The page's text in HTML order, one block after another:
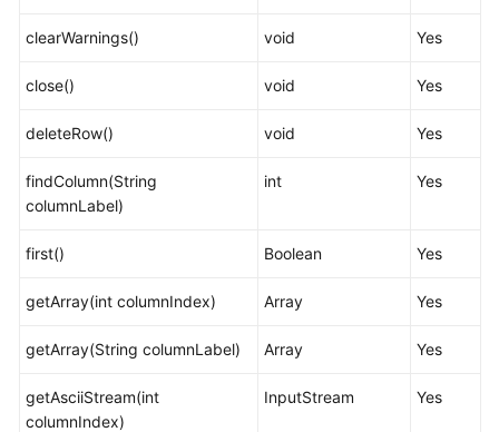
快
入
用
指
发
南
clearWarnings() void Yes
close() void Yes
deleteRow() void Yes
findColumn(String
columnLabel)
int Yes
first() Boolean Yes
getArray(int columnIndex) Array Yes
getArray(String columnLabel) Array Yes
getAsciiStream(int
columnIndex)
InputStream Yes